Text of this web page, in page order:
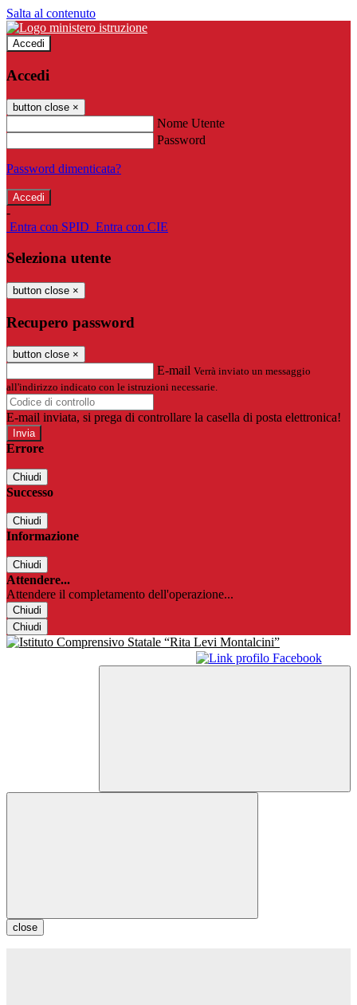
Salta al contenuto
Accedi
Accedi
button close ×
Nome Utente
Password
Password dimenticata?
-
Entra con SPID Entra con CIE
Seleziona utente
button close ×
Recupero password
button close ×
E-mail Verrà inviato un messaggio
all'indirizzo indicato con le istruzioni necessarie.
E-mail inviata, si prega di controllare la casella di posta elettronica!
Errore
Chiudi
Successo
Chiudi
Informazione
Chiudi
Attendere...
Attendere il completamento dell'operazione...
Chiudi
Chiudi
close